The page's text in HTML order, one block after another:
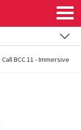
Call BCC 11 - Immersive